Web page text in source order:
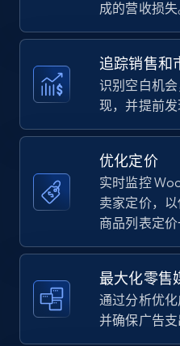
Amazon Reviews
URL, Product name,
rating object, Product
Author name, Asin, and
7.4K+ 870+
Walmart - products
URL, Final price, Sku,
Specifications, Image
more.
成的营收损失
追踪销售和
识别空白机
现，并提前发
优化定价
实时监控
卖家定价，
商品列表定价
最大化零售
通过分析优化
并确保广告支